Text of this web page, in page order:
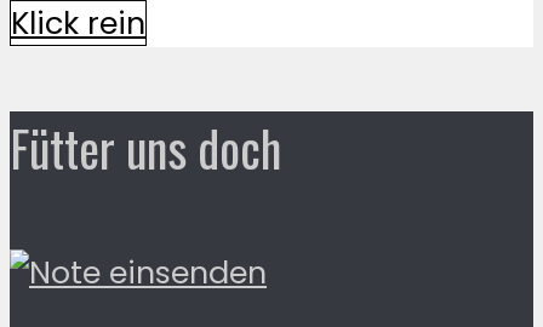
Klick rein
Fütter uns doch